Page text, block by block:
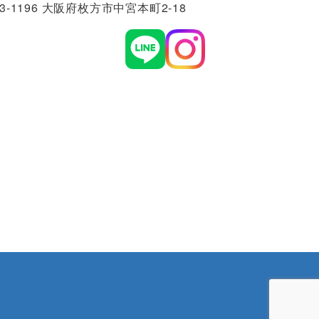
1196 大阪府枚方市中宮本町2-18